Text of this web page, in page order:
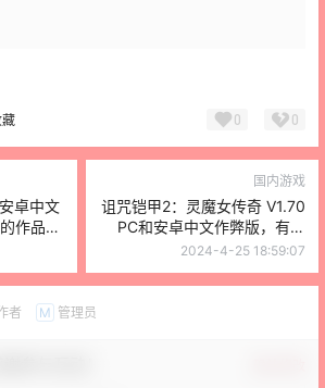
藏 0 0
卓中文
作品，
国内游戏
诅咒铠甲2：灵魔女传奇 V1.70
PC和安卓中文作弊版，有存
档，国内大佬制作的精品游戏
2024-4-25 18:59:07
者 M 管理员